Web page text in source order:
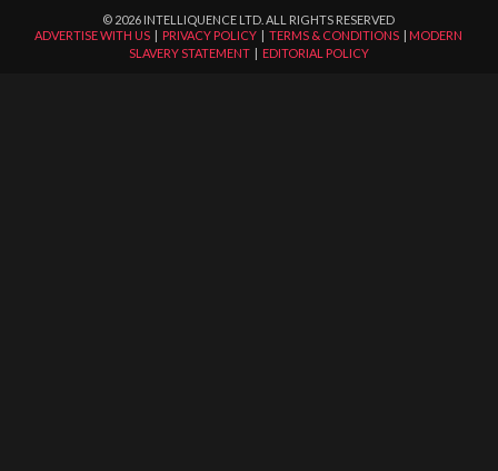
© 2026 INTELLIQUENCE LTD. ALL RIGHTS RESERVED
ADVERTISE WITH US | PRIVACY POLICY |TERMS & CONDITIONS | MODERN
SLAVERY STATEMENT| EDITORIAL POLICY